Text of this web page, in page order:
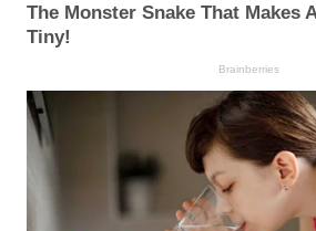
The Monster Snake That Makes
Tiny!
Brainberries